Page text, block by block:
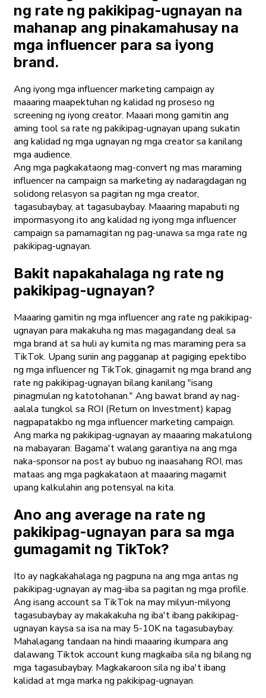
ng rate ng pakikipag-ugnayan na
mahanap ang pinakamahusay na
mga influencer para sa iyong
brand.
Ang iyong mga influencer marketing campaign ay
maaaring maapektuhan ng kalidad ng proseso ng
screening ng iyong creator. Maaari mong gamitin ang
aming tool sa rate ng pakikipag-ugnayan upang sukatin
ang kalidad ng mga ugnayan ng mga creator sa kanilang
mga audience.
Ang mga pagkakataong mag-convert ng mas maraming
influencer na campaign sa marketing ay nadaragdagan ng
solidong relasyon sa pagitan ng mga creator,
tagasubaybay, at tagasubaybay. Maaaring mapabuti ng
impormasyong ito ang kalidad ng iyong mga influencer
campaign sa pamamagitan ng pag-unawa sa mga rate ng
pakikipag-ugnayan.
Bakit napakahalaga ng rate ng
pakikipag-ugnayan?
Maaaring gamitin ng mga influencer ang rate ng pakikipag-
ugnayan para makakuha ng mas magagandang deal sa
mga brand at sa huli ay kumita ng mas maraming pera sa
TikTok. Upang suriin ang pagganap at pagiging epektibo
ng mga influencer ng TikTok, ginagamit ng mga brand ang
rate ng pakikipag-ugnayan bilang kanilang "isang
pinagmulan ng katotohanan." Ang bawat brand ay nag-
aalala tungkol sa ROI (Return on Investment) kapag
nagpapatakbo ng mga influencer marketing campaign.
Ang marka ng pakikipag-ugnayan ay maaaring makatulong
na mabayaran: Bagama't walang garantiya na ang mga
naka-sponsor na post ay bubuo ng inaasahang ROI, mas
mataas ang mga pagkakataon at maaaring magamit
upang kalkulahin ang potensyal na kita.
Ano ang average na rate ng
pakikipag-ugnayan para sa mga
gumagamit ng TikTok?
Ito ay nagkakahalaga ng pagpuna na ang mga antas ng
pakikipag-ugnayan ay mag-iiba sa pagitan ng mga profile.
Ang isang account sa TikTok na may milyun-milyong
tagasubaybay ay makakakuha ng iba't ibang pakikipag-
ugnayan kaysa sa isa na may 5-10K na tagasubaybay.
Mahalagang tandaan na hindi maaaring ikumpara ang
dalawang Tiktok account kung magkaiba sila ng bilang ng
mga tagasubaybay. Magkakaroon sila ng iba't ibang
kalidad at mga marka ng pakikipag-ugnayan.